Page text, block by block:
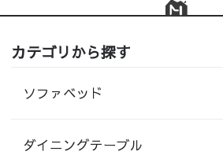
カテゴリから探す
ソファベッド
ダイニングテーブル